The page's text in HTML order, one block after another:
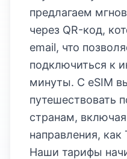
предлагаем
через QR-код,
email, что
подключиться к
минуты. С eSIM
путешествовать
странам,
направления,
Наши тарифы